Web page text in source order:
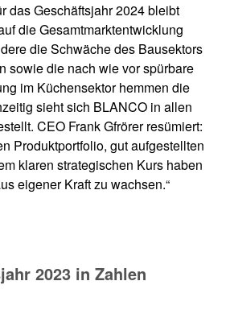
das Geschäftsjahr 2024 bleibt
die Gesamtmarktentwicklung
die Schwäche des Bausektors
sowie die nach wie vor spürbare
im Küchensektor hemmen die
sieht sich BLANCO in allen
CEO Frank Gfrörer resümiert:
Produktportfolio, gut aufgestellten
klaren strategischen Kurs haben
eigener Kraft zu wachsen.“
2023 in Zahlen